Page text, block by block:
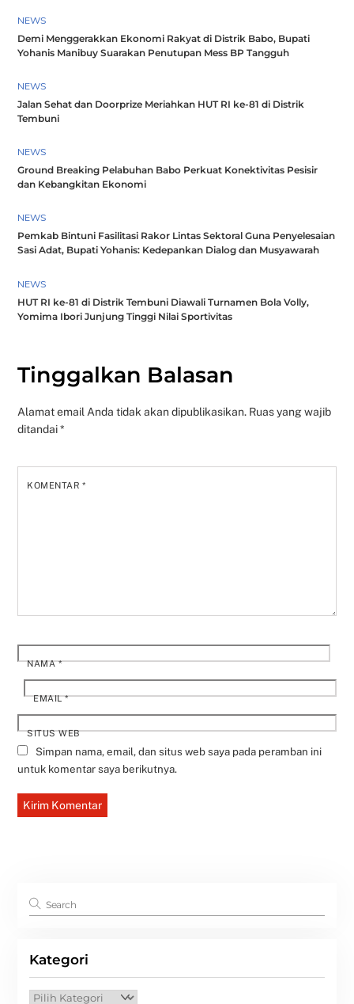
NEWS
Demi Menggerakkan Ekonomi Rakyat di Distrik Babo, Bupati
Yohanis Manibuy Suarakan Penutupan Mess BP Tangguh
NEWS
Jalan Sehat dan Doorprize Meriahkan HUT RI ke-81 di Distrik
Tembuni
NEWS
Ground Breaking Pelabuhan Babo Perkuat Konektivitas Pesisir
dan Kebangkitan Ekonomi
NEWS
Pemkab Bintuni Fasilitasi Rakor Lintas Sektoral Guna Penyelesaian
Sasi Adat, Bupati Yohanis: Kedepankan Dialog dan Musyawarah
NEWS
HUT RI ke-81 di Distrik Tembuni Diawali Turnamen Bola Volly,
Yomima Ibori Junjung Tinggi Nilai Sportivitas
Tinggalkan Balasan
Alamat email Anda tidak akan dipublikasikan. Ruas yang wajib
ditandai*
KOMENTAR*
NAMA*
EMAIL*
SITUS WEB
Simpan nama, email, dan situs web saya pada peramban ini
untuk komentar saya berikutnya.
Kategori
Kategori